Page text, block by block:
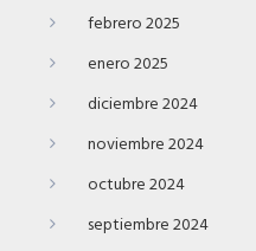
febrero 2025
enero 2025
diciembre 2024
noviembre 2024
octubre 2024
septiembre 2024